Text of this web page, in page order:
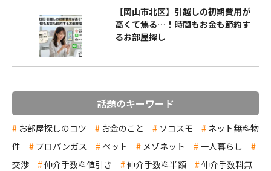
【岡山市北区】引越しの初期費用が
高くて焦る…！時間もお金も節約す
るお部屋探し
話題のキーワード
お部屋探しのコツ お金のこと ソコスモ
ネット無料物
件
プロパンガス ペット メゾネット
一人暮らし
交渉
仲介手数料値引き 仲介手数料半額
仲介手数料無